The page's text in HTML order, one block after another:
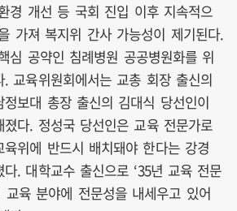
경 개선 등 국회 진입 이후 지속적으
가져 복지위 간사 가능성이 제기된다.
심 공약인 침례병원 공공병원화를 위
교육위원회에서는 교총 회장 출신의
보대 총장 출신의 김대식 당선인이
다. 정성국 당선인은 교육 전문가로
위에 반드시 배치돼야 한다는 강경
. 대학교수 출신으로 ‘35년 교육 전문
교육 분야에 전문성을 내세우고 있어